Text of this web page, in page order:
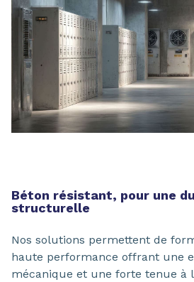
Béton résistant, pour une
structurelle
Nos solutions permettent de
haute performance offrant une
mécanique et une forte tenue à